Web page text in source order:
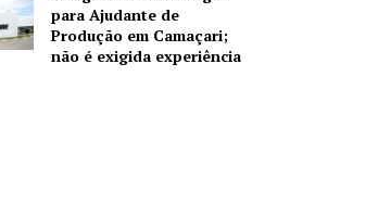
para Ajudante de
Produção em Camaçari;
não é exigida experiência